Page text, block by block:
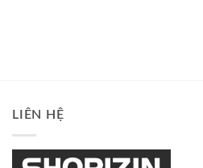
LIÊN HỆ